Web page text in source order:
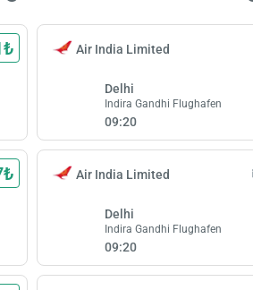
Air India Limited
Delhi
Indira Gandhi Flughafen
09:20
Air India Limited
Delhi
Indira Gandhi Flughafen
09:20